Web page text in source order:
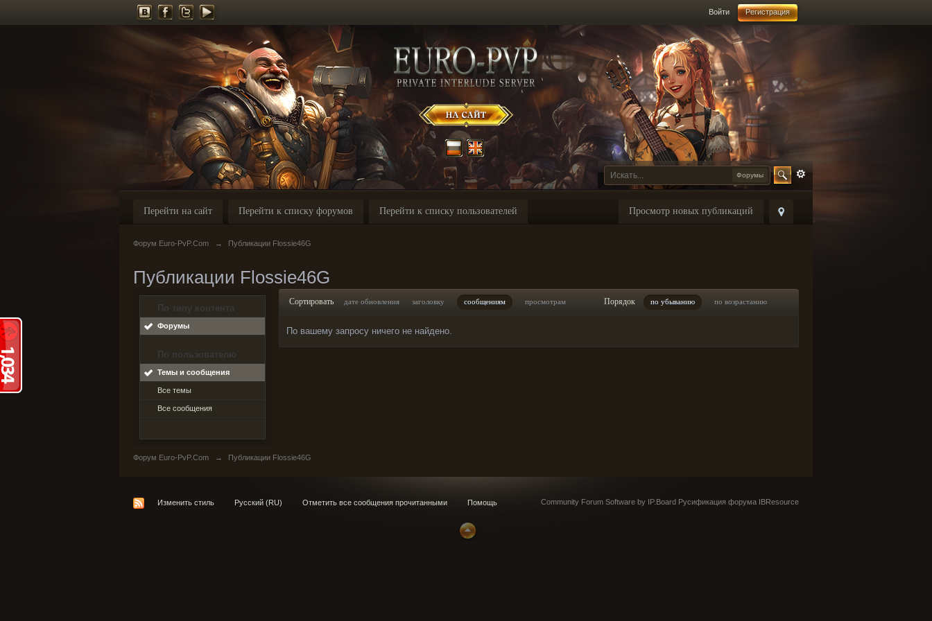
Войти Регистрация
Форумы
Просмотр новых публикаций
Перейти на сайт Перейти к списку форумов Перейти к списку пользователей
Форум Euro-PvP.Com → Публикации Flossie46G
Публикации Flossie46G
По типу контента
Форумы
По пользователю
Темы и сообщения
Все темы
Все сообщения
Сортировать дате обновления заголовку сообщениям просмотрам Порядок по убыванию по возрастанию
По вашему запросу ничего не найдено.
Форум Euro-PvP.Com → Публикации Flossie46G
Изменить стиль Русский (RU) Отметить все сообщения прочитанными Помощь Community Forum Software by IP.Board Русификация форума IBResource